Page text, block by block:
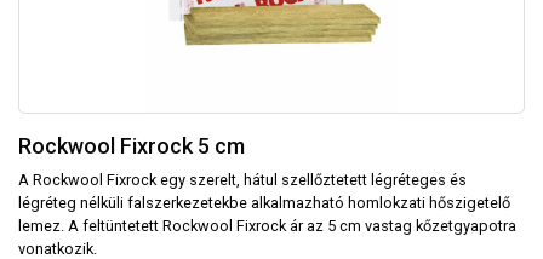
Rockwool Fixrock 5 cm
A Rockwool Fixrock egy szerelt, hátul szellőztetett légréteges és
légréteg nélküli falszerkezetekbe alkalmazható homlokzati hőszigetelő
lemez. A feltüntetett Rockwool Fixrock ár az 5 cm vastag kőzetgyapotra
vonatkozik.